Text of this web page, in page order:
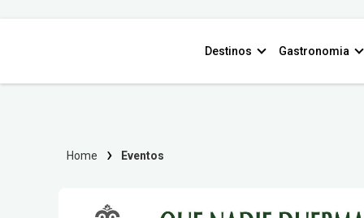
Destinos Gastronomia
Home Eventos